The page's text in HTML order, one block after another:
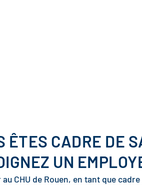
ÊTES CADRE DE
UN
au CHU de Rouen, en tant que